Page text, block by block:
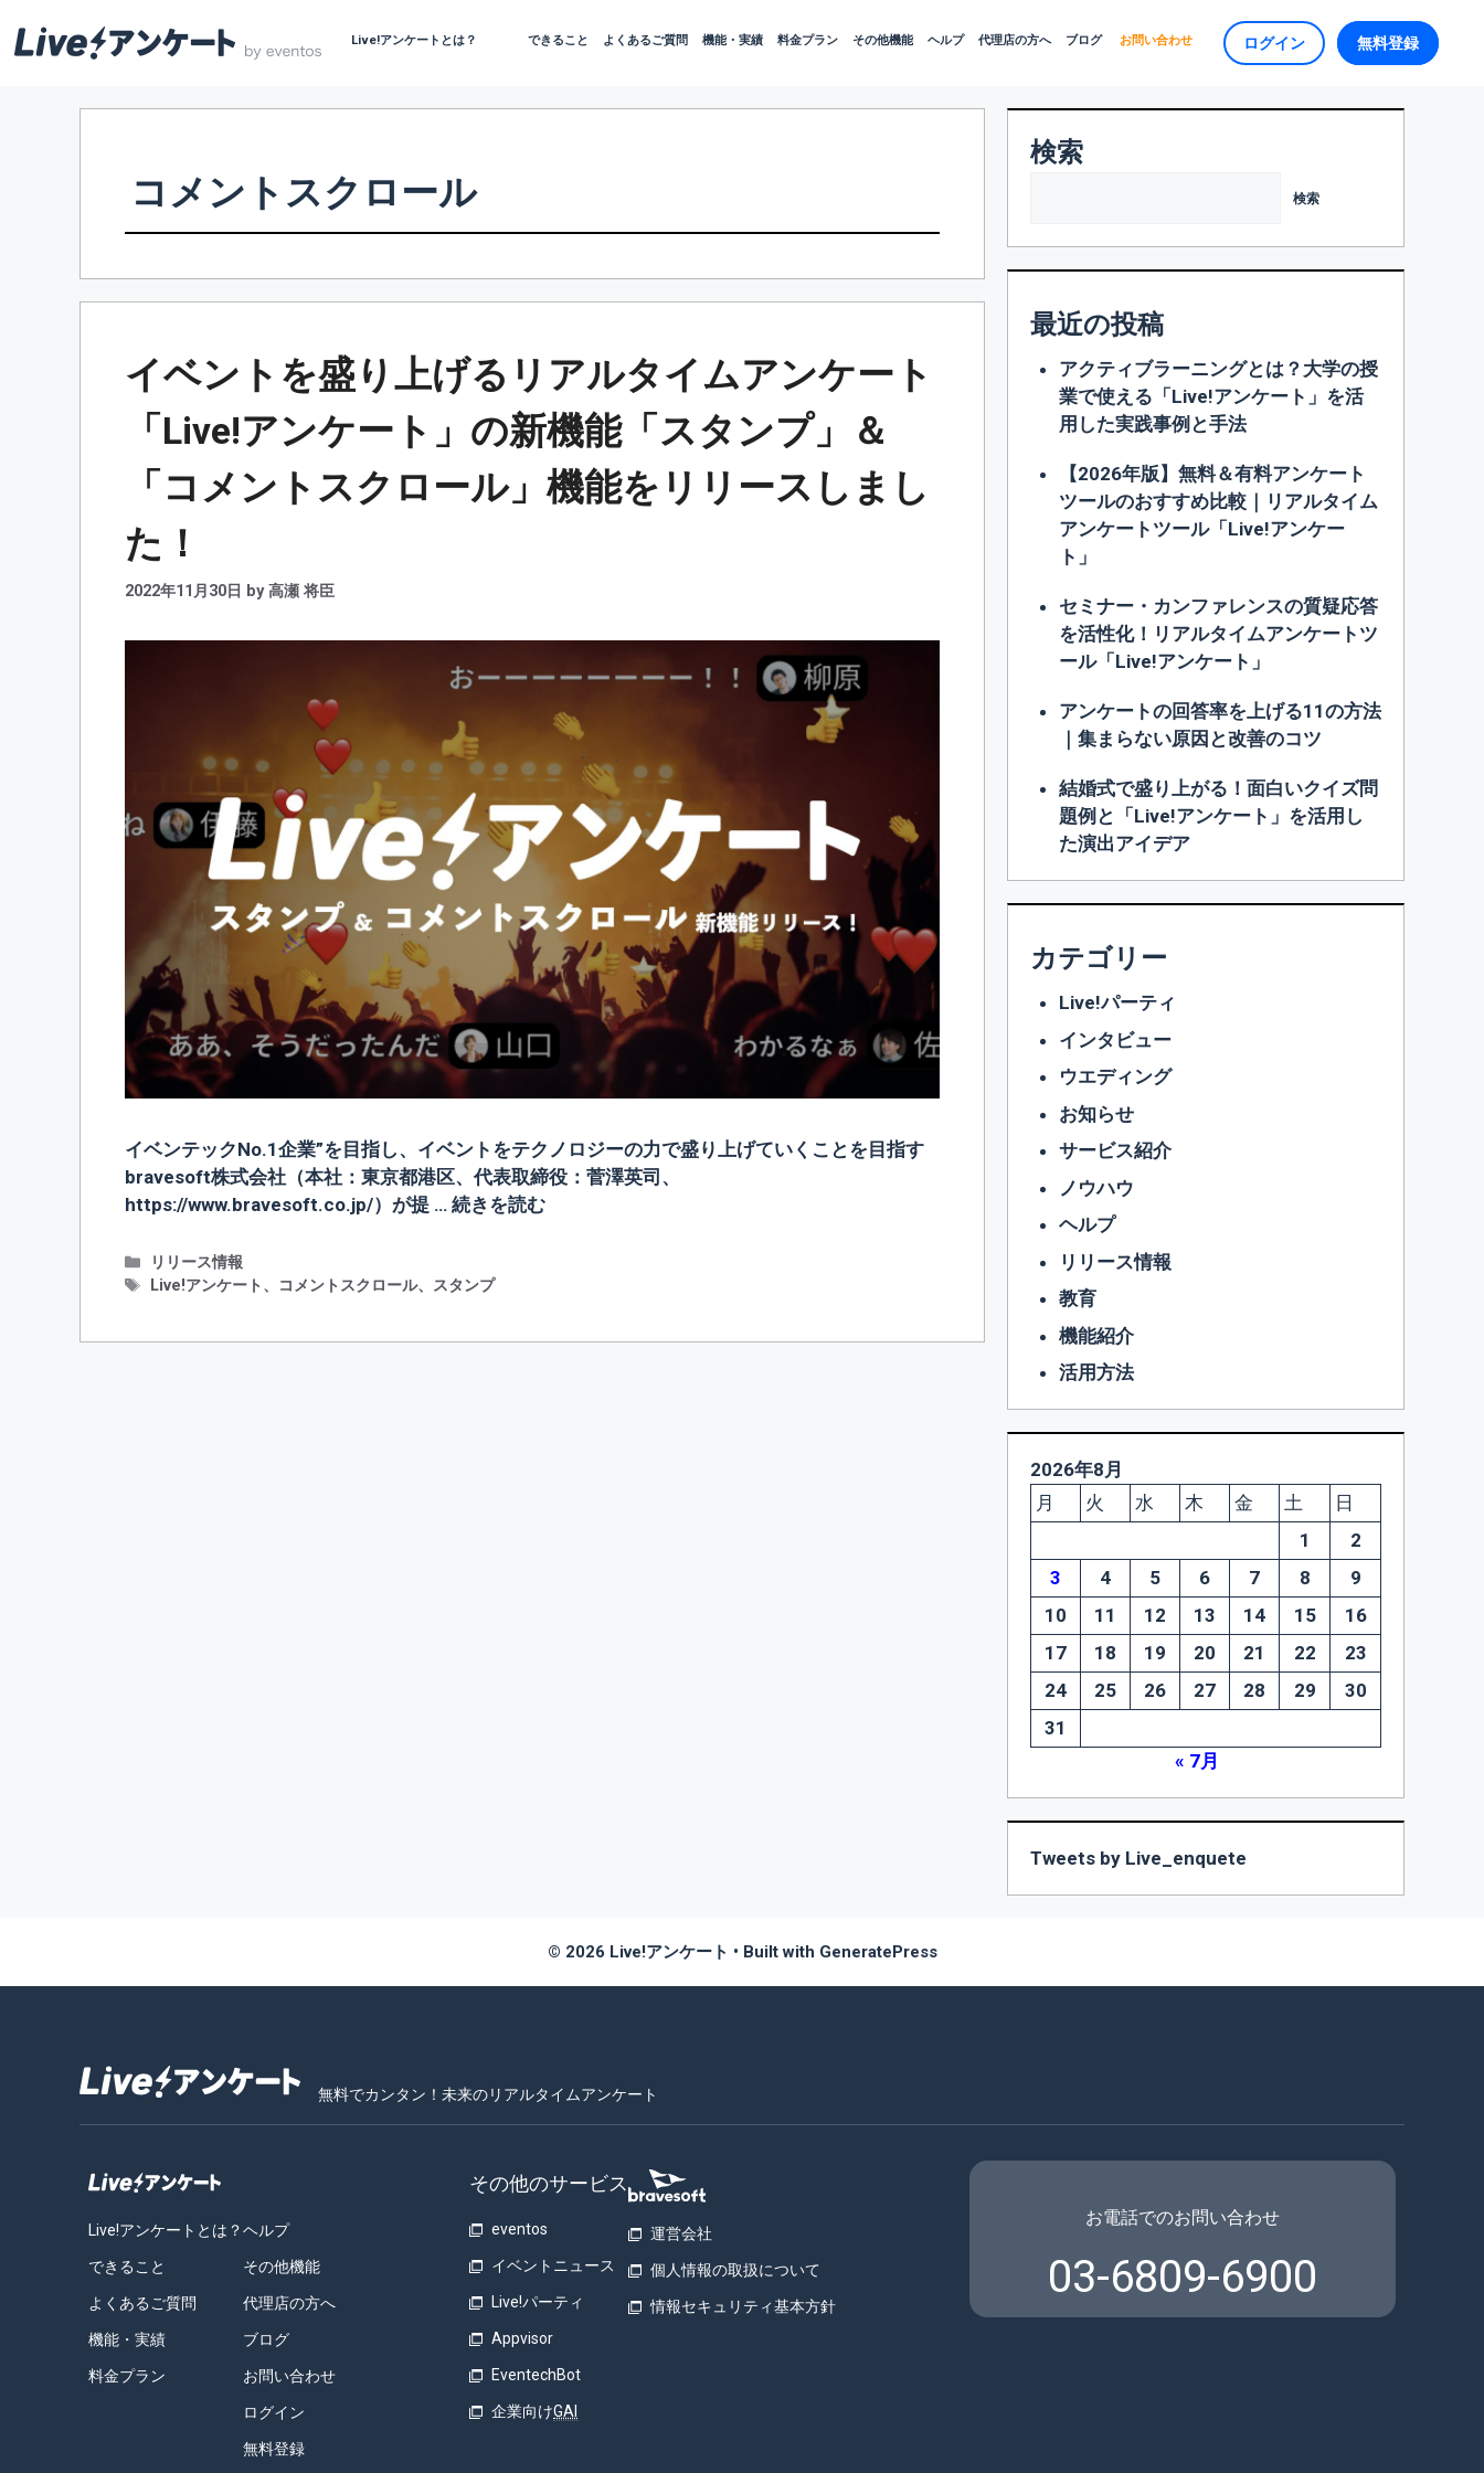
Live!アンケートとは？ できること よくあるご質問 機能・実績 料金プラン その他機能 ヘルプ 代理店の方へ ブログ お問い合わせ ログイン 無料登録
コメントスクロール
イベントを盛り上げるリアルタイムアンケート
「Live!アンケート」の新機能「スタンプ」＆
「コメントスクロール」機能をリリースしまし
た！
2022年11月30日 by高瀬 将臣
イベンテックNo.1企業”を目指し、イベントをテクノロジーの力で盛り上げていくことを目指す
bravesoft株式会社（本社：東京都港区、代表取締役：菅澤英司、
https://www.bravesoft.co.jp/）が提 … 続きを読む
カ
テ
リリース情報
タ
Live!アンケート、 コメントスクロール、 スタンプ
検索
検索
最近の投稿
アクティブラーニングとは？大学の授
業で使える「Live!アンケート」を活
用した実践事例と手法
【2026年版】無料＆有料アンケート
ツールのおすすめ比較｜リアルタイム
アンケートツール「Live!アンケー
ト」
セミナー・カンファレンスの質疑応答
を活性化！リアルタイムアンケートツ
ール「Live!アンケート」
アンケートの回答率を上げる11の方法
｜集まらない原因と改善のコツ
結婚式で盛り上がる！面白いクイズ問
題例と「Live!アンケート」を活用し
た演出アイデア
カテゴリー
Live!パーティ
インタビュー
ウエディング
お知らせ
サービス紹介
ノウハウ
ヘルプ
リリース情報
教育
機能紹介
活用方法
2026年8月
月
火 水 木 金 土
日
1
2
3
4 5 6 7 8
9
10
11 12 13 14 15
16
17
18 19 20 21 22
23
24
25 26 27 28 29
30
31
« 7月
Tweets by Live_enquete
© 2026 Live!アンケート • Built with GeneratePress
無料でカンタン！未来のリアルタイムアンケート
Live!アンケートとは？
できること
よくあるご質問
機能・実績
料金プラン
ヘルプ
その他機能
代理店の方へ
ブログ
お問い合わせ
ログイン
無料登録
その他のサービス
eventos
イベントニュース
Live!パーティ
Appvisor
EventechBot
企業向けGAI
運営会社
個人情報の取扱について
情報セキュリティ基本方針
お電話でのお問い合わせ
03-6809-6900